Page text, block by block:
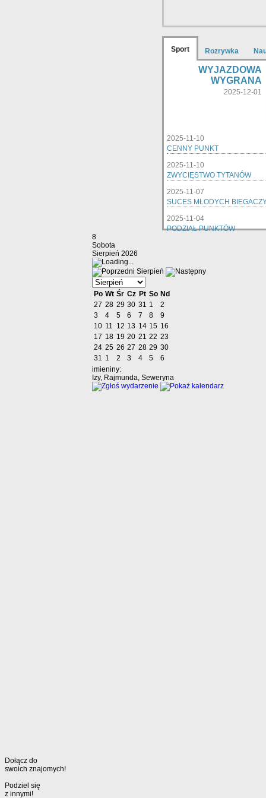
Sport Rozrywka
WYJAZDOWA
WYGRANA
2025-12-01
2025-11-10
CENNY PUNKT
2025-11-10
ZWYCIĘSTWO TYTANÓW
2025-11-07
SUCES MŁODYCH
2025-11-04
PODZIAŁ PUNKTÓW
8
Sobota
Sierpień 2026
Sierpień
Po Wt Śr Cz Pt So Nd
27 28 29 30 31 1
2
3
4 5 6 7 8
9
10 11 12 13 14 15 16
17 18 19 20 21 22 23
24 25 26 27 28 29 30
31 1 2 3 4 5
6
imieniny:
Izy, Rajmunda, Seweryna
Dołącz do
swoich znajomych!
Podziel się
z innymi!